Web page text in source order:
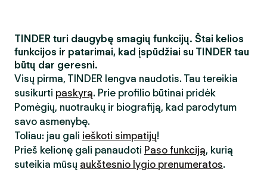
TINDER turi daugybę smagių funkcijų. Štai kelios
funkcijos ir patarimai, kad įspūdžiai su TINDER tau
būtų dar geresni.
Visų pirma, TINDER lengva naudotis. Tau tereikia
susikurti paskyrą. Prie profilio būtinai pridėk
Pomėgių, nuotraukų ir biografiją, kad parodytum
savo asmenybę.
Toliau: jau gali ieškoti simpatijų!
Prieš kelionę gali panaudoti Paso funkciją, kurią
suteikia mūsų aukštesnio lygio prenumeratos.